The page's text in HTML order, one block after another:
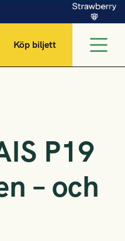
Köp biljett
P19
– och